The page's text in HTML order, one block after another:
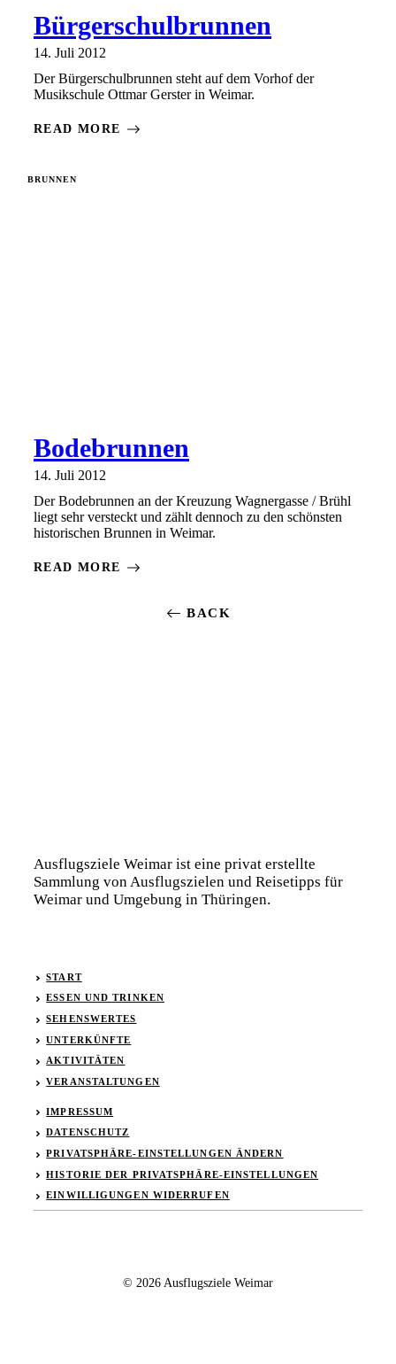
Bürgerschulbrunnen
14. Juli 2012
Der Bürgerschulbrunnen steht auf dem Vorhof der
Musikschule Ottmar Gerster in Weimar.
READ MORE
BRUNNEN
Bodebrunnen
14. Juli 2012
Der Bodebrunnen an der Kreuzung Wagnergasse / Brühl
liegt sehr versteckt und zählt dennoch zu den schönsten
historischen Brunnen in Weimar.
READ MORE
BACK
Ausflugsziele Weimar ist eine privat erstellte
Sammlung von Ausflugszielen und Reisetipps für
Weimar und Umgebung in Thüringen.
START
ESSEN UND TRINKEN
SEHENSWERTES
UNTERKÜNFTE
AKTIVITÄTEN
VERANSTALTUNGEN
IMPRESSUM
DATENSCHUTZ
PRIVATSPHÄRE-EINSTELLUNGEN ÄNDERN
HISTORIE DER PRIVATSPHÄRE-EINSTELLUNGEN
EINWILLIGUNGEN WIDERRUFEN
© 2026 Ausflugsziele Weimar